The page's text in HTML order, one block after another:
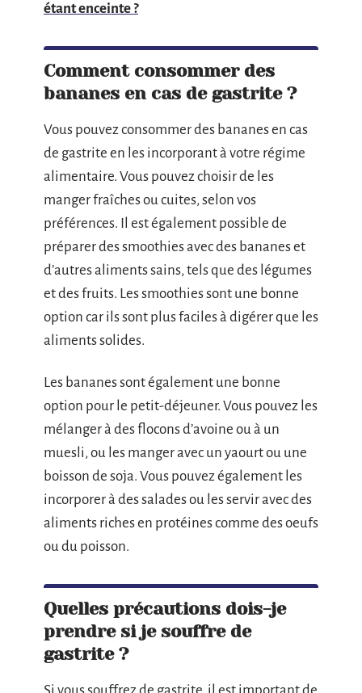
étant enceinte ?
Comment consommer des
bananes en cas de gastrite ?
Vous pouvez consommer des bananes en cas
de gastrite en les incorporant à votre régime
alimentaire. Vous pouvez choisir de les
manger fraîches ou cuites, selon vos
préférences. Il est également possible de
préparer des smoothies avec des bananes et
d’autres aliments sains, tels que des légumes
et des fruits. Les smoothies sont une bonne
option car ils sont plus faciles à digérer que les
aliments solides.
Les bananes sont également une bonne
option pour le petit-déjeuner. Vous pouvez les
mélanger à des flocons d’avoine ou à un
muesli, ou les manger avec un yaourt ou une
boisson de soja. Vous pouvez également les
incorporer à des salades ou les servir avec des
aliments riches en protéines comme des oeufs
ou du poisson.
Quelles précautions dois-je
prendre si je souffre de
gastrite ?
Si vous souffrez de gastrite, il est important de